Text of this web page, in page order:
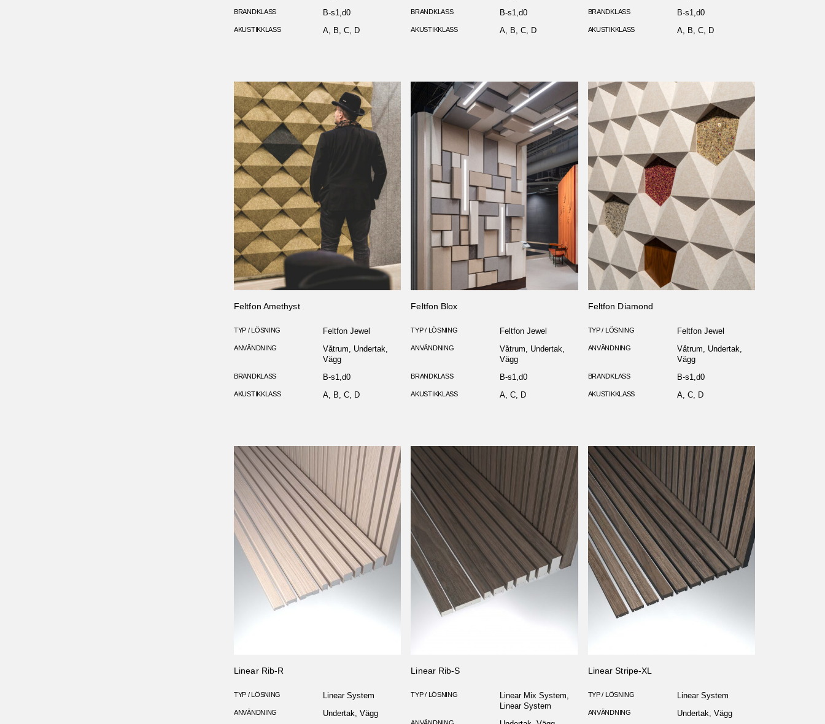
BRANDKLASS B-s1,d0
AKUSTIKKLASS A, B, C, D
BRANDKLASS B-s1,d0
AKUSTIKKLASS A, B, C, D
BRANDKLASS B-s1,d0
AKUSTIKKLASS A, B, C, D
Feltfon Amethyst
TYP / LÖSNING Feltfon Jewel
ANVÄNDNING
Våtrum, Undertak,
Vägg
BRANDKLASS B-s1,d0
AKUSTIKKLASS A, B, C, D
Feltfon Blox
TYP / LÖSNING Feltfon Jewel
ANVÄNDNING
Våtrum, Undertak,
Vägg
BRANDKLASS B-s1,d0
AKUSTIKKLASS A, C, D
Feltfon Diamond
TYP / LÖSNING Feltfon Jewel
ANVÄNDNING
Våtrum, Undertak,
Vägg
BRANDKLASS B-s1,d0
AKUSTIKKLASS A, C, D
Linear Rib-R
TYP / LÖSNING Linear System
ANVÄNDNING Undertak, Vägg
Linear Rib-S
TYP / LÖSNING
Linear Mix System,
Linear System
Linear Stripe-XL
TYP / LÖSNING Linear System
ANVÄNDNING Undertak, Vägg